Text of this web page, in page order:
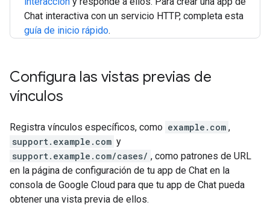
Chat interactiva con un servicio HTTP, completa esta
guía de inicio rápido.
Configura las vistas previas de
vínculos
Registra vínculos específicos, como example.com ,
support.example.com y
support.example.com/cases/ , como patrones de URL
en la página de configuración de tu app de Chat en la
consola de Google Cloud para que tu app de Chat pueda
obtener una vista previa de ellos.